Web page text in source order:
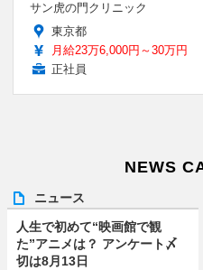
サン虎の門クリニック
東京都
月給23万6,000円～30万円
正社員
NEWS
ニュース
人生で初めて“映画館で観
た”アニメは？ アンケート〆
切は8月13日